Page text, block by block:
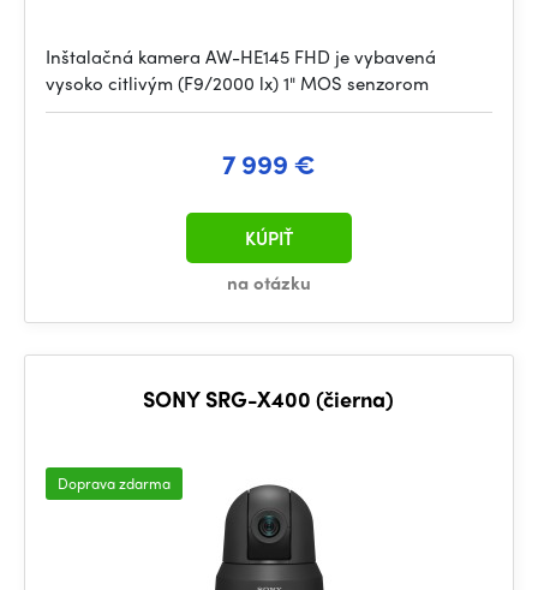
Inštalačná kamera AW-HE145 FHD je vybavená
vysoko citlivým (F9/2000 lx) 1" MOS senzorom
7 999 €
na otázku
KÚPIŤ
SONY SRG-X400 (čierna)
Doprava zdarma